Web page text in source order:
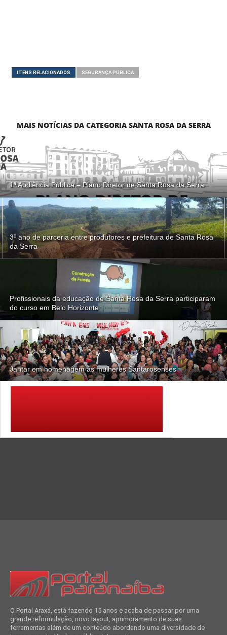
ITENS RELACIONADOS SEGURANÇA PÚBLICA
MAIS NOTÍCIAS DA CATEGORIA SANTA ROSA DA SERRA
1ª Audiência Pública – Plano Diretor de Santa Rosa da Serra
3º ano de parceria entre produtores e prefeitura de Santa Rosa
da Serra
Profissionais da educação de Santa Rosa da Serra participaram
do curso em Belo Horizonte
Jantar em homenagem às mulheres Santarosenses
O Portal Araxá, está fazendo 15 anos e acaba de passar por uma
grande reformulação, novo layout, aprimoramento de suas
ferramentas além de um conteúdo abordando uma diversidade de